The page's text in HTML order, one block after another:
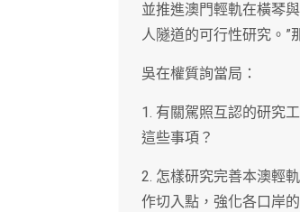
並推進澳門輕軌在橫琴
人隧道的可行性研究。”
吳在權質詢當局：
1. 有關駕照互認的研究
這些事項？
2. 怎樣研究完善本澳輕
作切入點，強化各口岸